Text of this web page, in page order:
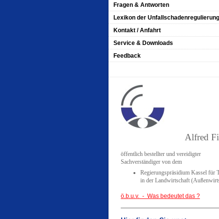
Fragen & Antworten
Lexikon der Unfallschadenregulierung
Kontakt / Anfahrt
Service & Downloads
Feedback
Alfred
öffentlich bestellter und vereidigter
Sachverständiger von dem
Regierungspräsidium Kassel für
in der Landwirtschaft
ö.b.u.v. - Was bedeutet das ?